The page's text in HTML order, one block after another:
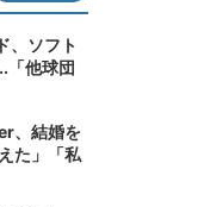
、ソフト
「他球団
、結婚を
た」「私